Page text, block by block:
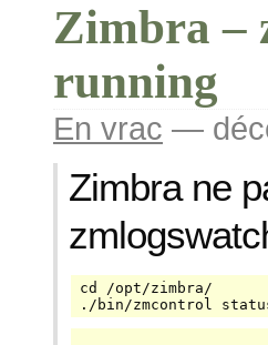
Zimbra –
running
En vrac —
Zimbra ne
cd /opt/zimbra/
./bin/zmcontrol